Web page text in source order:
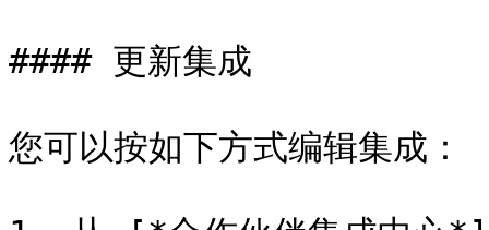
#### 更新集成
您可以按如下方式编辑集成：